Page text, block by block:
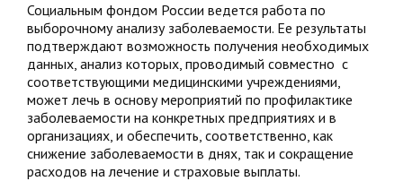
Социальным фондом России ведется работа по
выборочному анализу заболеваемости. Ее результаты
подтверждают возможность получения необходимых
данных, анализ которых, проводимый совместно с
соответствующими медицинскими учреждениями,
может лечь в основу мероприятий по профилактике
заболеваемости на конкретных предприятиях и в
организациях, и обеспечить, соответственно, как
снижение заболеваемости в днях, так и сокращение
расходов на лечение и страховые выплаты.